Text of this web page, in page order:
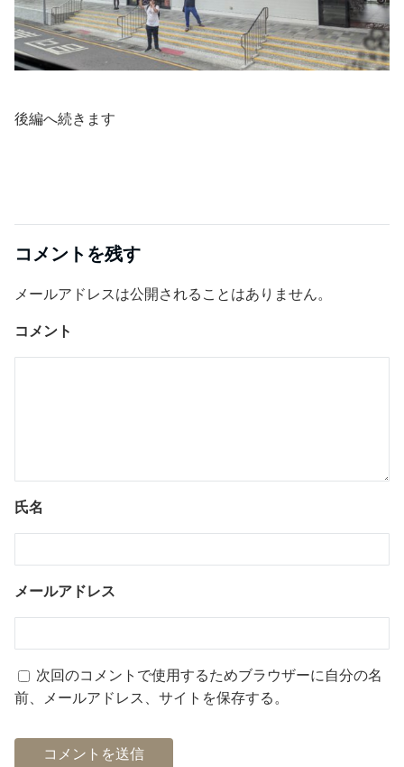
後編へ続きます
コメントを残す
メールアドレスは公開されることはありません。
コメント
氏名
メールアドレス
次回のコメントで使用するためブラウザーに自分の名
前、メールアドレス、サイトを保存する。